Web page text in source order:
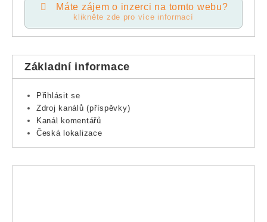
Máte zájem o inzerci na tomto webu?
klikněte zde pro více informací
Základní informace
Přihlásit se
Zdroj kanálů (příspěvky)
Kanál komentářů
Česká lokalizace